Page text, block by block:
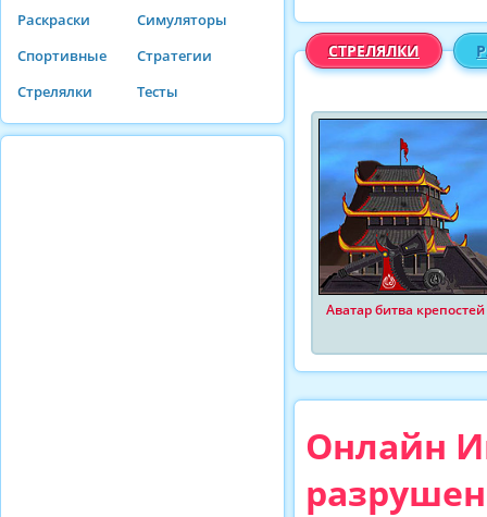
Раскраски
Симуляторы
Спортивные
Стратегии
Стрелялки
Тесты
СТРЕЛЯЛКИ
Аватар битва крепостей
Онлайн